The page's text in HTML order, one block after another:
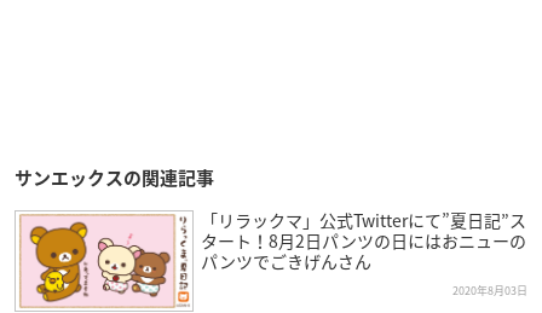
サンエックスの関連記事
「リラックマ」公式Twitterにて”夏日記”ス
タート！8月2日パンツの日にはおニューの
パンツでごきげんさん
2020年8月03日